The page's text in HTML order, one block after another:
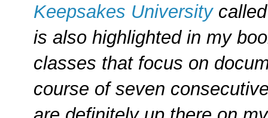
Keepsakes Universitycalled
is also highlighted in my
classes that focus on
course of seven